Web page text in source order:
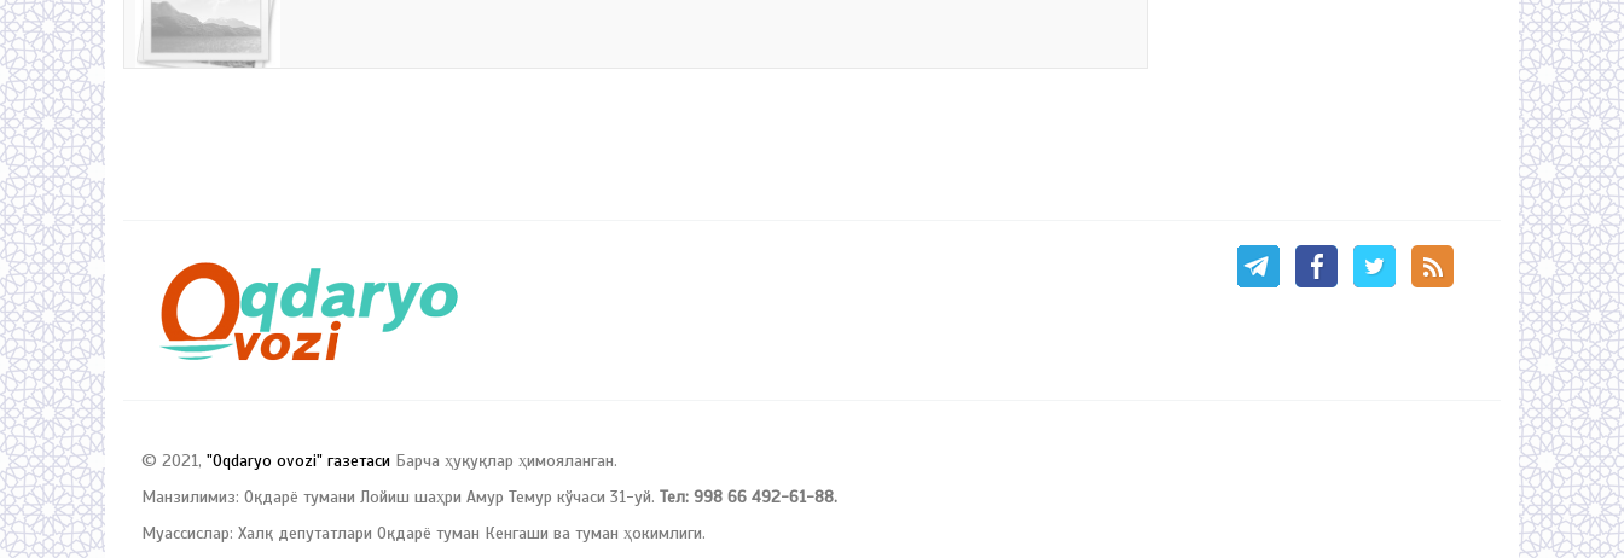
© 2021, "Oqdaryo ovozi" газетаси Барча ҳуқуқлар ҳимояланган.
Манзилимиз: Оқдарё тумани Лойиш шаҳри Амур Темур кўчаси 31-уй. Тел: 998 66 492-61-88.
Муассислар: Халқ депутатлари Оқдарё туман Кенгаши ва туман ҳокимлиги.